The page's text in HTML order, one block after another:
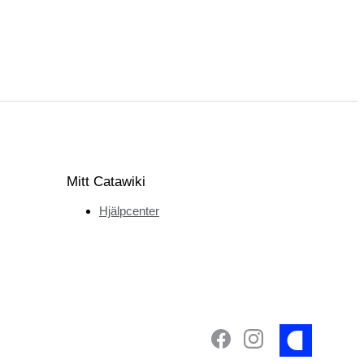
Mitt Catawiki
Hjälpcenter